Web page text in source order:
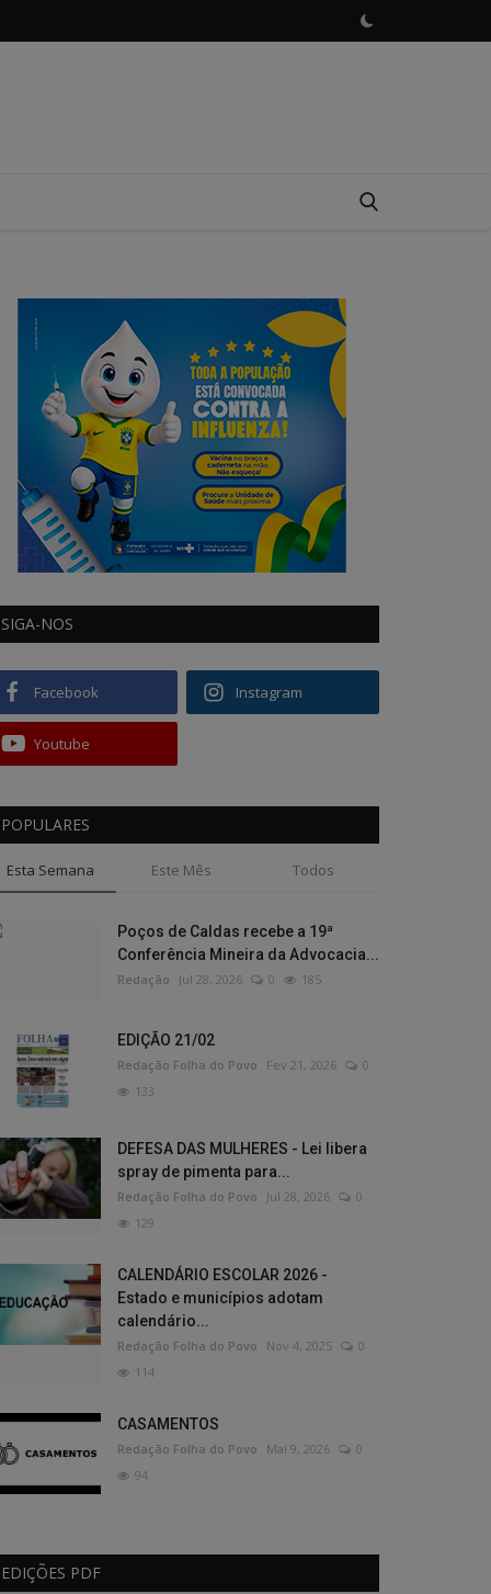
SIGA-NOS
Facebook Instagram
Youtube
POPULARES
Esta Semana Este Mês Todos
Poços de Caldas recebe a 19ª
Conferência Mineira da Advocacia...
Redação Jul 28, 2026 0 185
EDIÇÃO 21/02
Redação Folha do Povo Fev 21, 2026
0
133
DEFESA DAS MULHERES - Lei libera
spray de pimenta para...
Redação Folha do Povo Jul 28, 2026
0
129
CALENDÁRIO ESCOLAR 2026 -
Estado e municípios adotam
calendário...
Redação Folha do Povo Nov 4, 2025
0
114
CASAMENTOS
Redação Folha do Povo Mai 9, 2026
0
94
EDIÇÕES PDF